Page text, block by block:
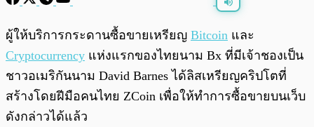
พร้อมเล่น
ผู้ให้บริการกระดานซื้อขายเหรียญ Bitcoin และ
Cryptocurrency แห่งแรกของไทยนาม Bx ที่มีเจ้าชองเป็น
ชาวอเมริกันนาม David Barnes ได้ลิสเหรียญคริปโตที่
สร้างโดยฝีมือคนไทย ZCoin เพื่อให้ทำการซื้อขายบนเว็บ
ดังกล่าวได้แล้ว